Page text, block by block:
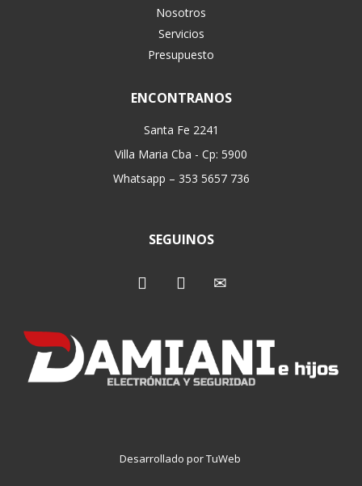
Nosotros
Servicios
Presupuesto
ENCONTRANOS
Santa Fe 2241
Villa Maria Cba - Cp: 5900
Whatsapp – 353 5657 736
SEGUINOS
Desarrollado por TuWeb